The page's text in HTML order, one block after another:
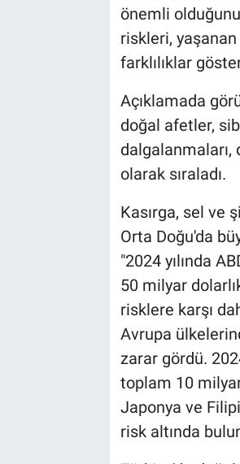
önemli
riskleri,
farklılıklar
Açıklamada
doğal afetler,
dalgalanmaları,
olarak sıraladı.
Kasırga, sel ve
Orta Doğu'da
"2024 yılında
50 milyar
risklere karşı
Avrupa
zarar gördü.
toplam 10
Japonya ve
risk altında